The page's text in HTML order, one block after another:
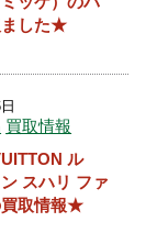
ました★
買取情報
ル
スハリ ファ
買取情報★